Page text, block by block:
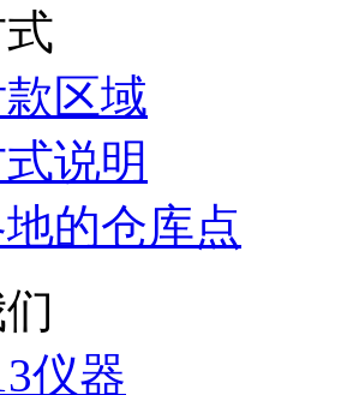
区域
说明
的仓库点
仪器